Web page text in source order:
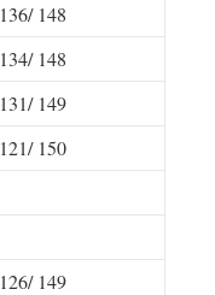
136/ 148
134/ 148
131/ 149
121/ 150
126/ 149